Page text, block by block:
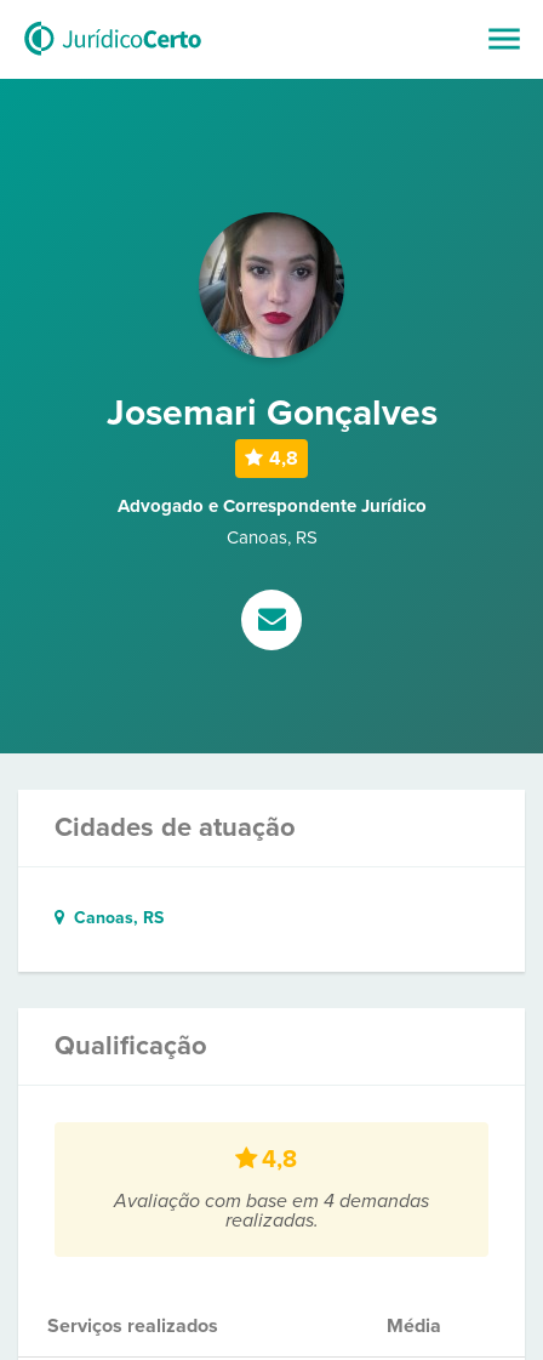
Josemari Gonçalves
4,8
Advogado e Correspondente Jurídico
Canoas, RS
Cidades de atuação
Canoas, RS
Qualificação
4,8
Avaliação com base em 4 demandas
realizadas.
Serviços realizados Média